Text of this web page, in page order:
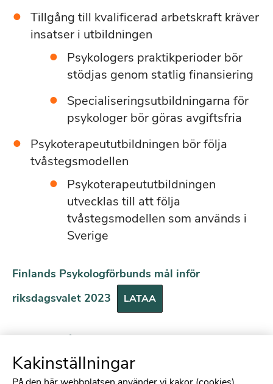
Tillgång till kvalificerad arbetskraft kräver
insatser i utbildningen
Psykologers praktikperioder bör
stödjas genom statlig finansiering
Specialiseringsutbildningarna för
psykologer bör göras avgiftsfria
Psykoterapeututbildningen bör följa
tvåstegsmodellen
Psykoterapeututbildningen
utvecklas till att följa
tvåstegsmodellen som används i
Sverige
Finlands Psykologförbunds mål inför
riksdagsvalet 2023
LATAA
Läs mer på finska
Kakinställningar